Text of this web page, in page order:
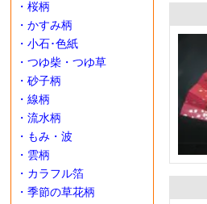
・桜柄
・かすみ柄
・小石･色紙
・つゆ柴・つゆ草
・砂子柄
・線柄
・流水柄
・もみ・波
・雲柄
・カラフル箔
・季節の草花柄